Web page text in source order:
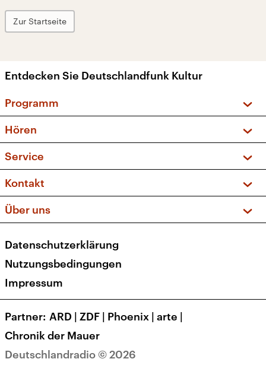
Zur Startseite
Entdecken Sie Deutschlandfunk Kultur
Programm
Sendungen und Podcasts
Musikliste
Kakadu – Das Kinderprogramm
Hören
Frequenzen (UKW + DAB+)
Service
FAQ
Apps
Newsletter
Veranstaltungen
Kontakt
Social Media
Über uns
Presse
Karriere
Transparenz
Deutschlandradio © 2026
Datenschutzerklärung
Nutzungsbedingungen
Impressum
Partner ARD | ZDF | Phoenix | arte |
Chronik der Mauer